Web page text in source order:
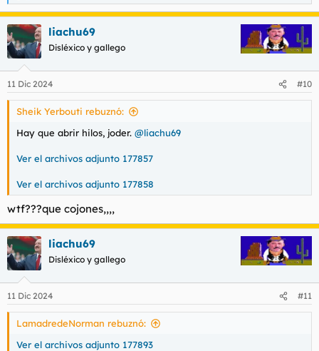
e
a
c
c
e
s
liachu69
Disléxico y gallego
11 Dic 2024 #10
Sheik Yerbouti rebuznó:
Hay que abrir hilos, joder. @liachu69
Ver el archivos adjunto 177857
Ver el archivos adjunto 177858
wtf???que cojones,,,,
liachu69
Disléxico y gallego
11 Dic 2024 #11
LamadredeNorman rebuznó:
Ver el archivos adjunto 177893